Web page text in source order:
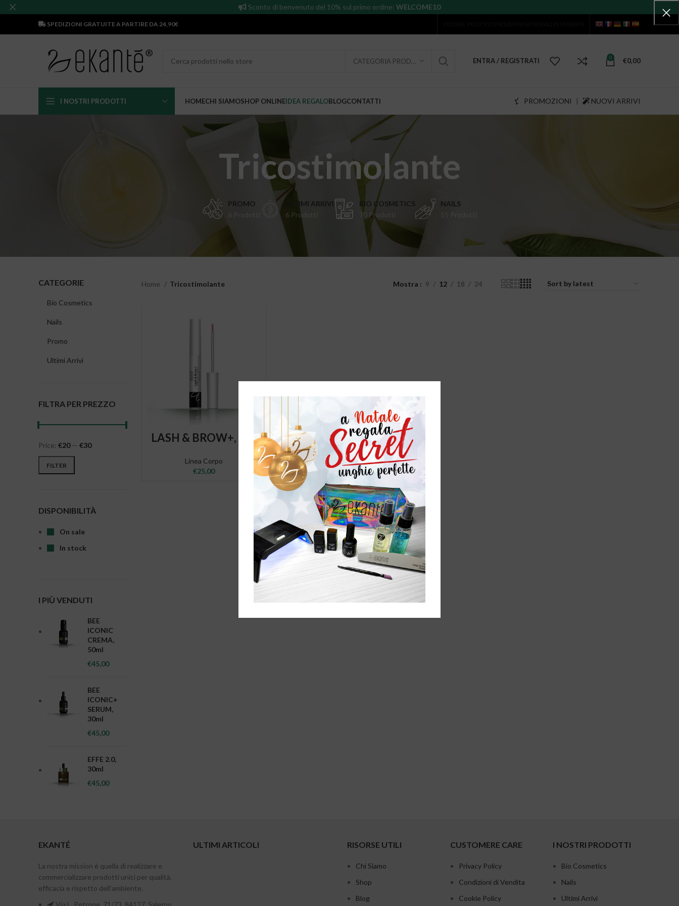
SPEDIZIONI GRATUITE A PARTIRE DA 24,90€
CATEGORIA PRODOTTO ENTRA / REGISTRATI 0 €0,00
I NOSTRI PRODOTTI HOMECHI SIAMOSHOP ONLINEIDEA REGALOBLOGCONTATTI PROMOZIONI | NUOVI ARRIVI
Tricostimolante
PROMO
ULTIMI ARRIVI
6 Prodotti
BIO COSMETICS
70 Prodotti
NAILS
CATEGORIE
Bio Cosmetics
Nails
Promo
Ultimi Arrivi
FILTRA PER PREZZO
Min price
Max price
FILTER
Price: €20— €30
DISPONIBILITÀ
On sale
In stock
I PIÙ VENDUTI
BEE
ICONIC
CREMA,
50ml
€45,00
BEE
ICONIC+
SERUM,
30ml
€45,00
EFFE 2.0,
30ml
€45,00
Home Tricostimolante Mostra 9 12 18 24
LASH & BROW+, 7ml
Linea Corpo
€25,00
EKANTÉ
La nostra mission è quella di realizzare e
commercializzare prodotti unici per qualità,
efficacia e rispetto dell’ambiente.
Via L. Petrone, 71/73, 84127, Salerno
ULTIMI ARTICOLI RISORSE UTILI
Chi Siamo
Shop
Blog
CUSTOMERE CARE
Privacy Policy
Condizioni di Vendita
Cookie Policy
I NOSTRI PRODOTTI
Bio Cosmetics
Nails
Ultimi Arrivi
Sconto di benvenuto del 10% sul primo ordine: WELCOME10